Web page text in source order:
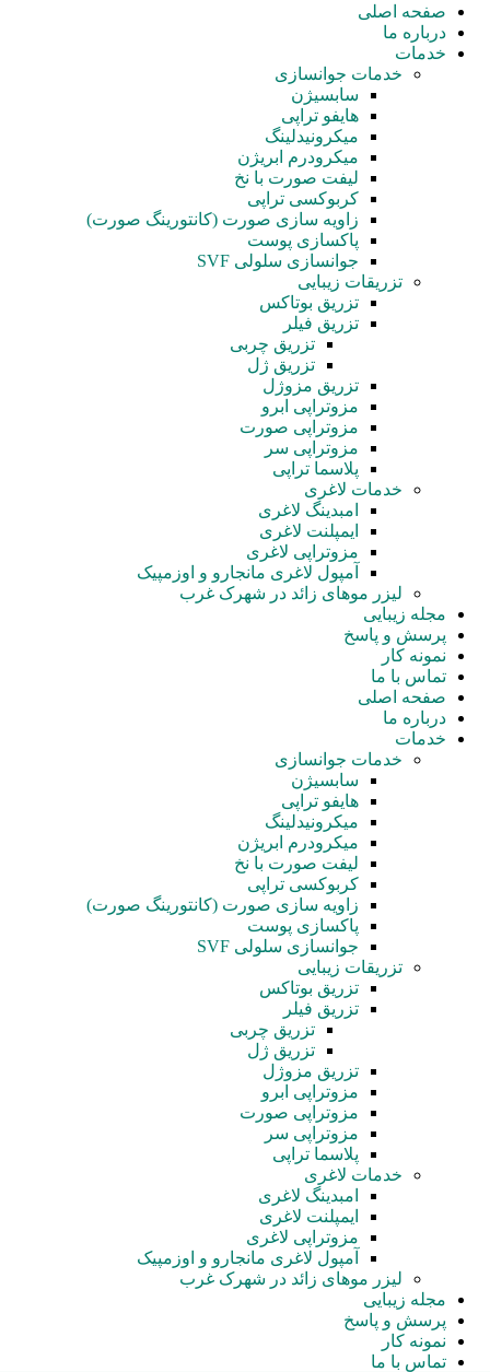
صفحه اصلی
درباره ما
خدمات
خدمات جوانسازی
سابسیژن
هایفو تراپی
میکرونیدلینگ
میکرودرم ابریژن
لیفت صورت با نخ
کربوکسی تراپی
زاویه سازی صورت (کانتورینگ صورت)
پاکسازی پوست
جوانسازی سلولی SVF
تزریقات زیبایی
تزریق بوتاکس
تزریق فیلر
تزریق چربی
تزریق ژل
تزریق مزوژل
مزوتراپی ابرو
مزوتراپی صورت
مزوتراپی سر
پلاسما تراپی
خدمات لاغری
امبدینگ لاغری
ایمپلنت لاغری
مزوتراپی لاغری
آمپول‌ لاغری مانجارو و اوزمپیک
لیزر موهای زائد در شهرک غرب
مجله زیبایی
پرسش و پاسخ
نمونه کار
تماس با ما
صفحه اصلی
درباره ما
خدمات
خدمات جوانسازی
سابسیژن
هایفو تراپی
میکرونیدلینگ
میکرودرم ابریژن
لیفت صورت با نخ
کربوکسی تراپی
زاویه سازی صورت (کانتورینگ صورت)
پاکسازی پوست
جوانسازی سلولی SVF
تزریقات زیبایی
تزریق بوتاکس
تزریق فیلر
تزریق چربی
تزریق ژل
تزریق مزوژل
مزوتراپی ابرو
مزوتراپی صورت
مزوتراپی سر
پلاسما تراپی
خدمات لاغری
امبدینگ لاغری
ایمپلنت لاغری
مزوتراپی لاغری
آمپول‌ لاغری مانجارو و اوزمپیک
لیزر موهای زائد در شهرک غرب
مجله زیبایی
پرسش و پاسخ
نمونه کار
تماس با ما